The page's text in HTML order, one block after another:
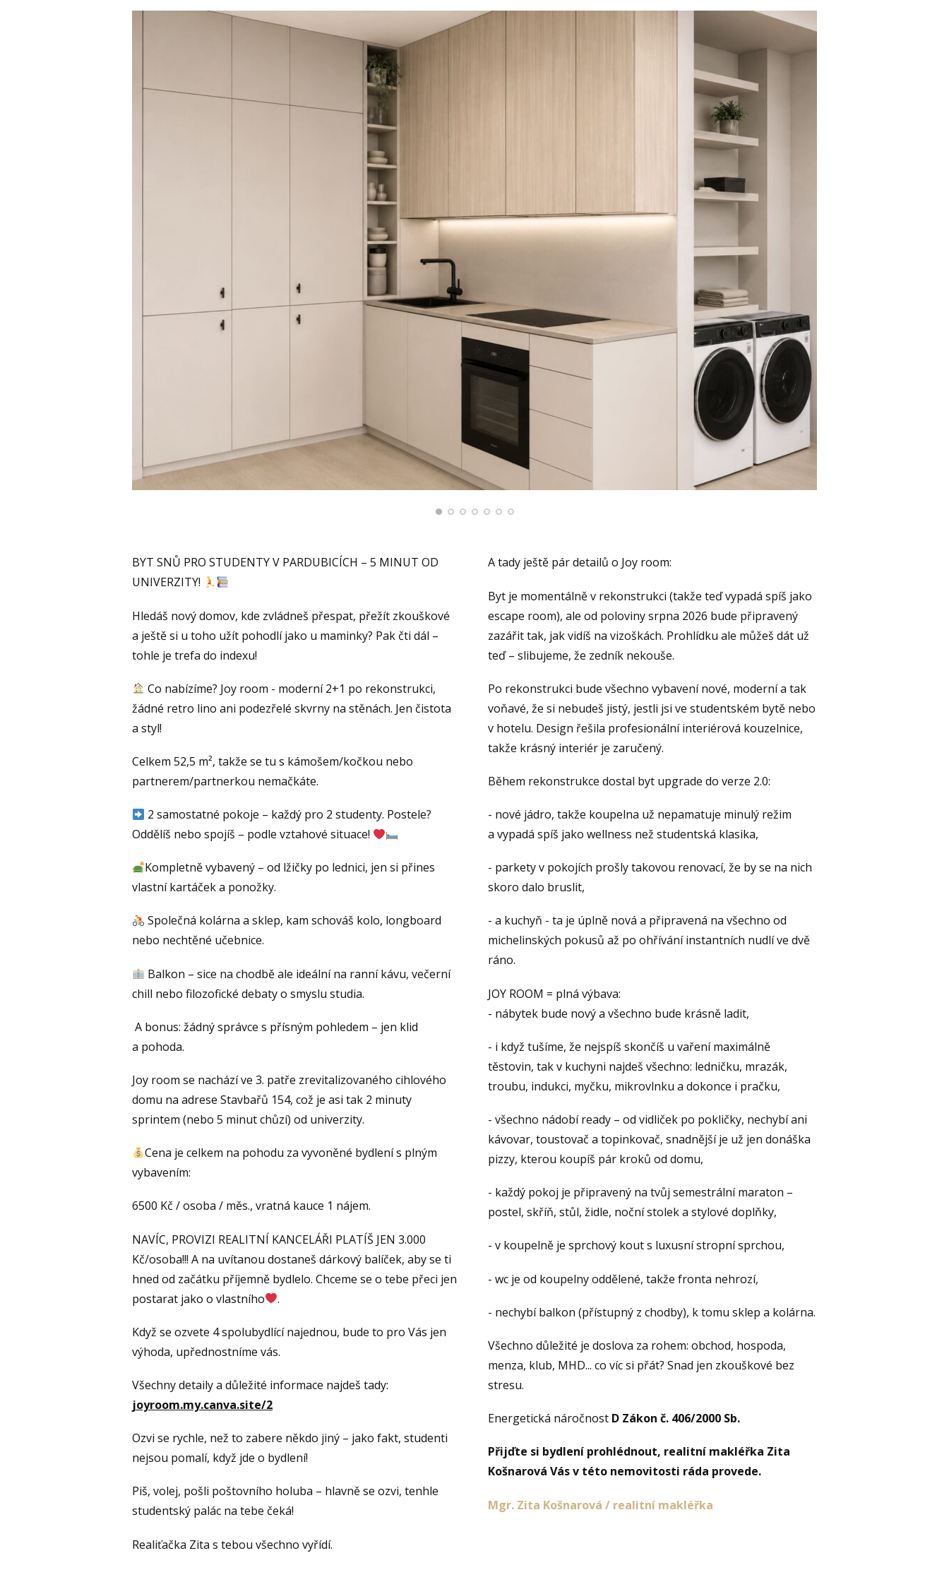
BYT SNŮ PRO STUDENTY V PARDUBICÍCH – 5 MINUT OD
UNIVERZITY!
Hledáš nový domov, kde zvládneš přespat, přežít zkouškové
a ještě si u toho užít pohodlí jako u maminky? Pak čti dál –
tohle je trefa do indexu!
Co nabízíme? Joy room - moderní 2+1 po rekonstrukci,
žádné retro lino ani podezřelé skvrny na stěnách. Jen čistota
a styl!
Celkem 52,5 m², takže se tu s kámošem/kočkou nebo
partnerem/partnerkou nemačkáte.
2 samostatné pokoje – každý pro 2 studenty. Postele?
Oddělíš nebo spojíš – podle vztahové situace!
Kompletně vybavený – od lžičky po lednici, jen si přines
vlastní kartáček a ponožky.
‍ Společná kolárna a sklep, kam schováš kolo, longboard
nebo nechtěné učebnice.
Balkon – sice na chodbě ale ideální na ranní kávu, večerní
chill nebo filozofické debaty o smyslu studia.
A bonus: žádný správce s přísným pohledem – jen klid
a pohoda.
Joy room se nachází ve 3. patře zrevitalizovaného cihlového
domu na adrese Stavbařů 154, což je asi tak 2 minuty
sprintem (nebo 5 minut chůzí) od univerzity.
Cena je celkem na pohodu za vyvoněné bydlení s plným
vybavením:
6500 Kč / osoba / měs., vratná kauce 1 nájem.
NAVÍC, PROVIZI REALITNÍ KANCELÁŘI PLATÍŠ JEN 3.000
Kč/osoba!!! A na uvítanou dostaneš dárkový balíček, aby se ti
hned od začátku příjemně bydlelo. Chceme se o tebe přeci jen
postarat jako o vlastního
.
Když se ozvete 4 spolubydlící najednou, bude to pro Vás jen
výhoda, upřednostníme vás.
Všechny detaily a důležité informace najdeš tady:
joyroom.my.canva.site/2
Ozvi se rychle, než to zabere někdo jiný – jako fakt, studenti
nejsou pomalí, když jde o bydlení!
Piš, volej, pošli poštovního holuba – hlavně se ozvi, tenhle
studentský palác na tebe čeká!
Realiťačka Zita s tebou všechno vyřídí.
A tady ještě pár detailů o Joy room:
Byt je momentálně v rekonstrukci (takže teď vypadá spíš jako
escape room), ale od poloviny srpna 2026 bude připravený
zazářit tak, jak vidíš na vizoškách. Prohlídku ale můžeš dát už
teď – slibujeme, že zedník nekouše.
Po rekonstrukci bude všechno vybavení nové, moderní a tak
voňavé, že si nebudeš jistý, jestli jsi ve studentském bytě nebo
v hotelu. Design řešila profesionální interiérová kouzelnice,
takže krásný interiér je zaručený.
Během rekonstrukce dostal byt upgrade do verze 2.0:
- nové jádro, takže koupelna už nepamatuje minulý režim
a vypadá spíš jako wellness než studentská klasika,
- parkety v pokojích prošly takovou renovací, že by se na nich
skoro dalo bruslit,
- a kuchyň - ta je úplně nová a připravená na všechno od
michelinských pokusů až po ohřívání instantních nudlí ve dvě
ráno.
JOY ROOM = plná výbava:
- nábytek bude nový a všechno bude krásně ladit,
- i když tušíme, že nejspíš skončíš u vaření maximálně
těstovin, tak v kuchyni najdeš všechno: ledničku, mrazák,
troubu, indukci, myčku, mikrovlnku a dokonce i pračku,
- všechno nádobí ready – od vidliček po pokličky, nechybí ani
kávovar, toustovač a topinkovač, snadnější je už jen donáška
pizzy, kterou koupíš pár kroků od domu,
- každý pokoj je připravený na tvůj semestrální maraton –
postel, skříň, stůl, židle, noční stolek a stylové doplňky,
- v koupelně je sprchový kout s luxusní stropní sprchou,
- wc je od koupelny oddělené, takže fronta nehrozí,
- nechybí balkon (přístupný z chodby), k tomu sklep a kolárna.
Všechno důležité je doslova za rohem: obchod, hospoda,
menza, klub, MHD... co víc si přát? Snad jen zkouškové bez
stresu.
Energetická náročnost D Zákon č. 406/2000 Sb.
Přijďte si bydlení prohlédnout, realitní makléřka Zita
Košnarová Vás v této nemovitosti ráda provede.
Mgr. Zita Košnarová / realitní makléřka